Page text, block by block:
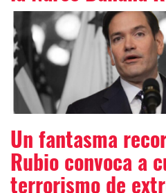
Un fantasma
Rubio convoca a
terrorismo de